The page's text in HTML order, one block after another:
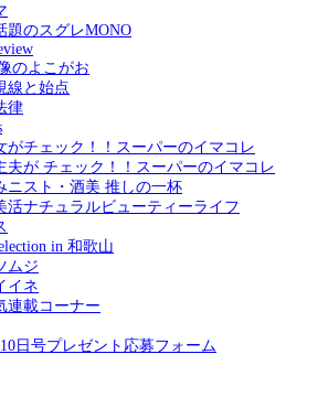
題のスグレMONO
のよこがお
線と始点
律
がチェック！！スーパーのイマコレ
夫が チェック！！スーパーのイマコレ
ニスト・酒美 推しの一杯
活ナチュラルビューティーライフ
in 和歌山
ムジ
イネ
連載コーナー
日号プレゼント応募フォーム